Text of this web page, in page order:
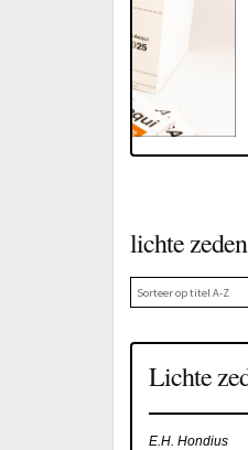
lichte zeden
Lichte
E.H. Hondius